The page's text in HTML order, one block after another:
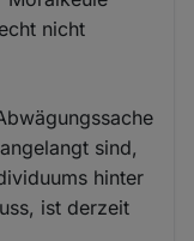
nicht
sind,
hinter
ist derzeit